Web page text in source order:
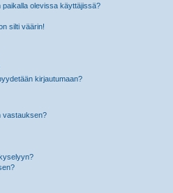
olevissa käyttäjissä?
silti väärin!
kirjautumaan?
vastauksen?